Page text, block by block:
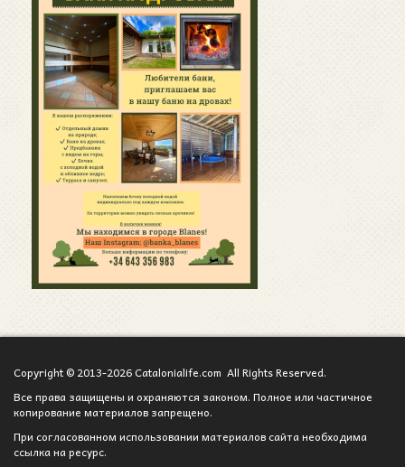
Copyright © 2013-2026 Catalonialife.com All Rights Reserved.
Все права защищены и охраняются законом. Полное или частичное
копирование материалов запрещено.
При согласованном использовании материалов сайта необходима
ссылка на ресурс.